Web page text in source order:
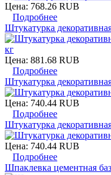
Цена: 768.26 RUB
Подробнее
Штукатурка
Цена: 881.68 RUB
Подробнее
Штукатурка
Цена: 740.44 RUB
Подробнее
Штукатурка
Цена: 740.44 RUB
Подробнее
Шпаклевка цементная